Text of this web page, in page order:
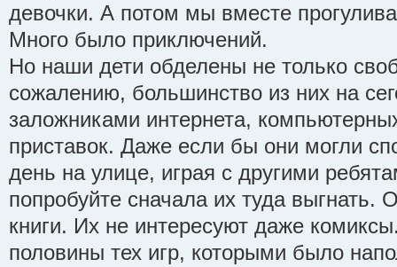
девочки. А потом мы вместе
Много было приключений.
Но наши дети обделены не только
сожалению, большинство из них на
заложниками интернета,
приставок. Даже если бы они могли
день на улице, играя с другими
попробуйте сначала их туда выгнать.
книги. Их не интересуют даже
половины тех игр, которыми было